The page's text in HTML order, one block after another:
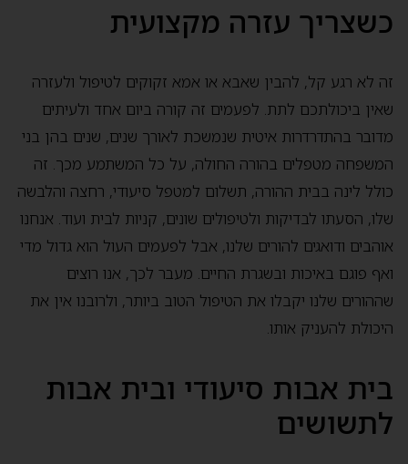
כשצריך עזרה מקצועית
זה לא רגע קל, להבין שאבא או אמא זקוקים לטיפול ולעזרה
שאין ביכולתכם לתת. לפעמים זה קורה ביום אחד ולעיתים
מדובר בהתדרדרות איטית שנמשכת לאורך שנים, שנים בהן בני
המשפחה מטפלים בהורה החולה, על כל המשתמע מכך. זה
כולל לינה בבית ההורה, תשלום למטפל סיעודי, רחצה והלבשה
שלו, הסעתו לבדיקות ולטיפולים שונים, קניות לבית ועוד. אנחנו
אוהבים ודואגים להורים שלנו, אבל לפעמים העול הוא גדול מדי
ואף פוגם באיכות ובשגרת החיים. מעבר לכך, אנו רוצים
שההורים שלנו יקבלו את הטיפול הטוב ביותר, ולרובנו אין את
היכולת להעניק אותו.
בית אבות סיעודי ובית אבות
לתשושים